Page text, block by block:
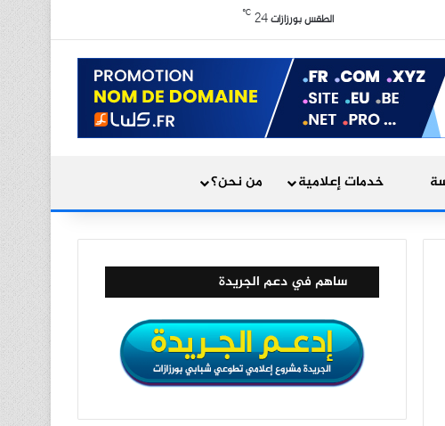
الطقس بورزازات24
℃ ملخص الموقع RSSالوضع المظلم
خدمات إعلامية من نحن؟ بحث عن
ساهم في دعم الجريدة